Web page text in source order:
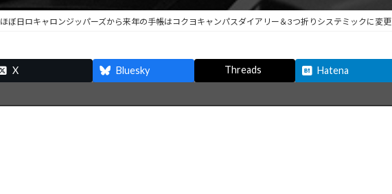
更
新
日
ほぼ日ロキャロンジッパーズから来年の手帳はコクヨキャンパスダイアリー＆3つ折りシステミックに変更
X Bluesky Threads Hatena